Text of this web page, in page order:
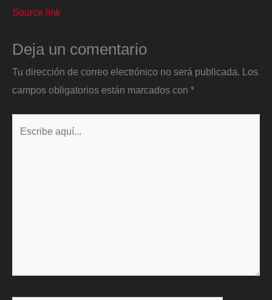
Source link
Deja un comentario
Tu dirección de correo electrónico no será publicada. Los
campos obligatorios están marcados con *